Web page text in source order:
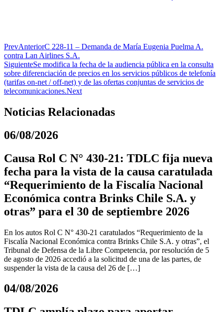
PrevAnteriorC 228-11 – Demanda de María Eugenia Puelma A.
contra Lan Airlines S.A.
SiguienteSe modifica la fecha de la audiencia pública en la consulta
sobre diferenciación de precios en los servicios públicos de telefonía
(tarifas on-net / off-net) y de las ofertas conjuntas de servicios de
telecomunicaciones.Next
Noticias Relacionadas
06/08/2026
Causa Rol C N° 430-21: TDLC fija nueva
fecha para la vista de la causa caratulada
“Requerimiento de la Fiscalía Nacional
Económica contra Brinks Chile S.A. y
otras” para el 30 de septiembre 2026
En los autos Rol C N° 430-21 caratulados “Requerimiento de la
Fiscalía Nacional Económica contra Brinks Chile S.A. y otras”, el
Tribunal de Defensa de la Libre Competencia, por resolución de 5
de agosto de 2026 accedió a la solicitud de una de las partes, de
suspender la vista de la causa del 26 de […]
04/08/2026